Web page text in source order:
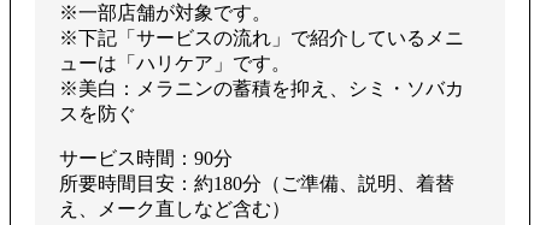
※一部店舗が対象です。
※下記「サービスの流れ」で紹介しているメニ
ューは「ハリケア」です。
※美白：メラニンの蓄積を抑え、シミ・ソバカ
スを防ぐ
サービス時間：90分
所要時間目安：約180分（ご準備、説明、着替
え、メーク直しなど含む）